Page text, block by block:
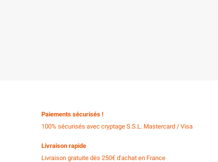
Paiements sécurisés !
100% sécurisés avec cryptage S.S.L. Mastercard / Visa
Livraison rapide
Livraison gratuite dès 250€ d'achat en France